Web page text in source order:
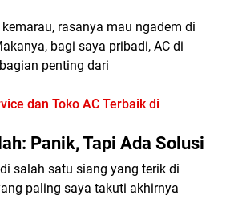
rasanya mau ngadem di
bagi saya pribadi, AC di
penting dari
dan Toko AC Terbaik di
Panik, Tapi Ada Solusi
salah satu siang yang terik di
paling saya takuti akhirnya